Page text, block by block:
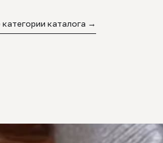
категории каталога →